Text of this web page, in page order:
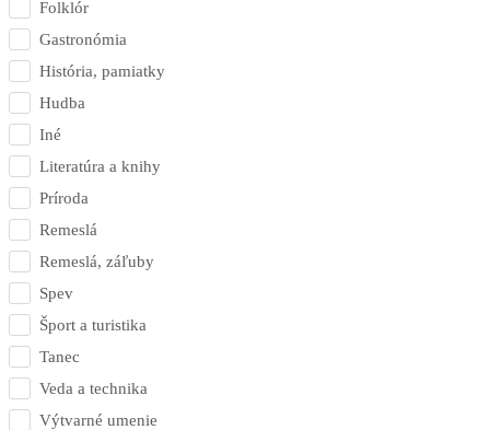
Folklór
Gastronómia
História, pamiatky
Hudba
Iné
Literatúra a knihy
Príroda
Remeslá
Remeslá, záľuby
Spev
Šport a turistika
Tanec
Veda a technika
Výtvarné umenie